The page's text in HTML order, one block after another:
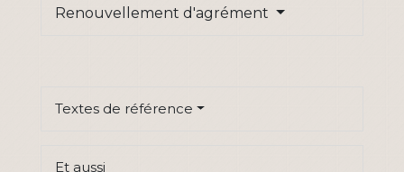
Renouvellement d'agrément
Textes de référence
Et aussi